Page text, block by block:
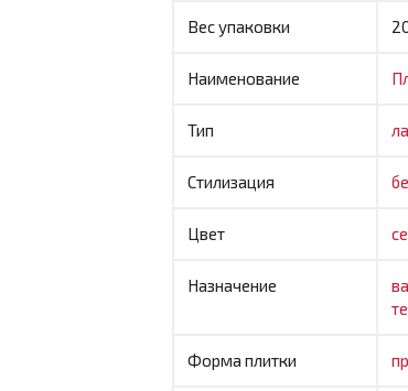
Вес упаковки
Наименование
Тип
Стилизация
Цвет
Назначение
Форма плитки